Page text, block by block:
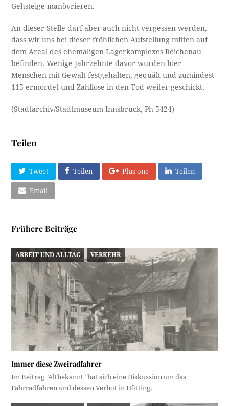
Gehsteige manövrieren.
An dieser Stelle darf aber auch nicht vergessen werden,
dass wir uns bei dieser fröhlichen Aufstellung mitten auf
dem Areal des ehemaligen Lagerkomplexes Reichenau
befinden. Wenige Jahrzehnte davor wurden hier
Menschen mit Gewalt festgehalten, gequält und zumindest
115 ermordet und Zahllose in den Tod weiter geschickt.
(Stadtarchiv/Stadtmuseum Innsbruck, Ph-5424)
Teilen
Tweet Teilen Plus one Teilen
Email
Frühere Beiträge
ARBEIT UND ALLTAG VERKEHR
Immer diese Zweiradfahrer
Im Beitrag "Altbekannt" hat sich eine Diskussion um das
Fahrradfahren und dessen Verbot in Hötting,…